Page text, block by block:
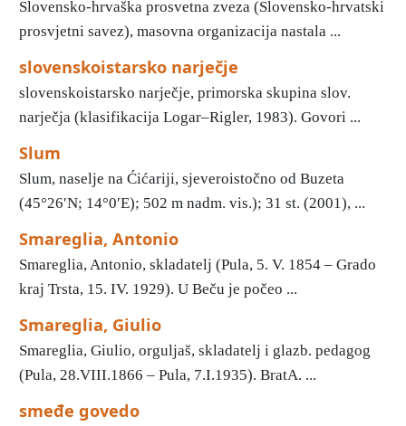
Slovensko-hrvaška prosvetna zveza (Slovensko-hrvatski
prosvjetni savez), masovna organizacija nastala ...
slovenskoistarsko narječje
slovenskoistarsko narječje, primorska skupina slov.
narječja (klasifikacija Logar–Rigler, 1983). Govori ...
Slum
Slum, naselje na Ćićariji, sjeveroistočno od Buzeta
(45°26′N; 14°0′E); 502 m nadm. vis.); 31 st. (2001), ...
Smareglia, Antonio
Smareglia, Antonio, skladatelj (Pula, 5. V. 1854 – Grado
kraj Trsta, 15. IV. 1929). U Beču je počeo ...
Smareglia, Giulio
Smareglia, Giulio, orguljaš, skladatelj i glazb. pedagog
(Pula, 28.VIII.1866 – Pula, 7.I.1935). BratA. ...
smeđe govedo